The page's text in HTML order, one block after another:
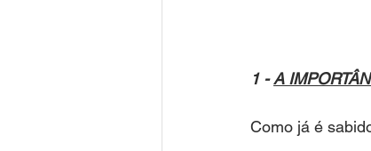
1 - A
Como já é